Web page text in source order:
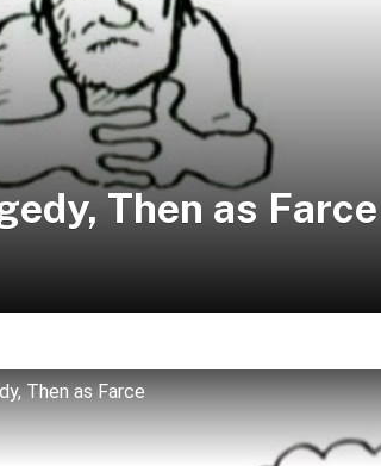
Then as Farce
Then as Farce